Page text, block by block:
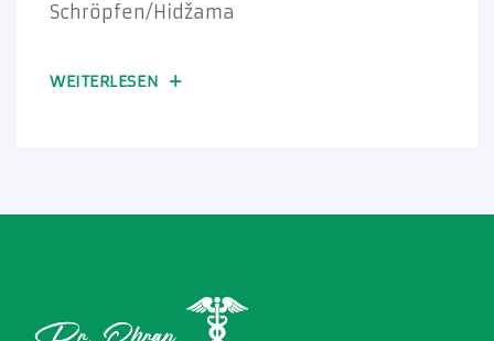
Schröpfen/Hidžama
WEITERLESEN